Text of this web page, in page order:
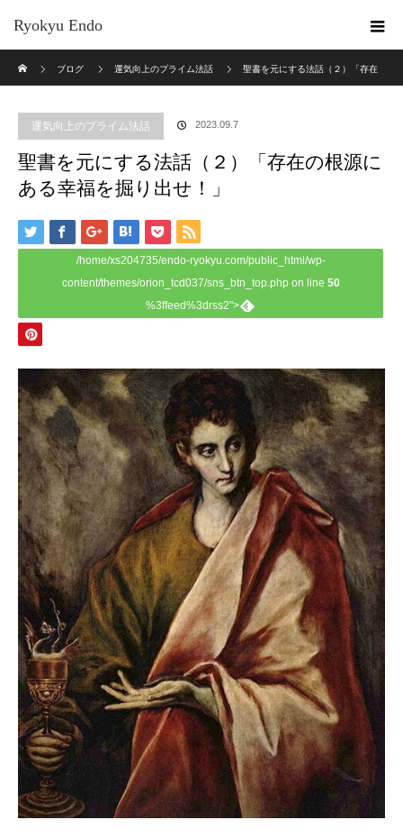
Ryokyu Endo
ブログ
運気向上のプライム法話 聖書を元にする法話（２）「存在
運気向上のプライム法話 2023.09.7
聖書を元にする法話（２）「存在の根源に
ある幸福を掘り出せ！」
/home/xs204735/endo-ryokyu.com/public_html/wp-
content/themes/orion_tcd037/sns_btn_top.php on line 50
%3ffeed%3drss2">